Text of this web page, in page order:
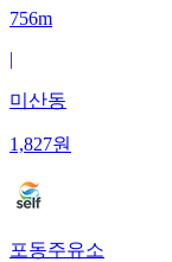
756m
|
미산동
1,827원
포동주유소